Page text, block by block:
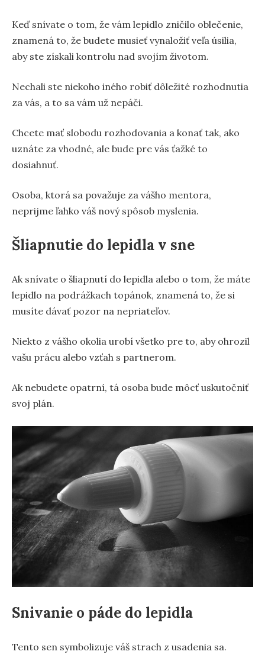
Keď snívate o tom, že vám lepidlo zničilo oblečenie,
znamená to, že budete musieť vynaložiť veľa úsilia,
aby ste získali kontrolu nad svojím životom.
Nechali ste niekoho iného robiť dôležité rozhodnutia
za vás, a to sa vám už nepáči.
Chcete mať slobodu rozhodovania a konať tak, ako
uznáte za vhodné, ale bude pre vás ťažké to
dosiahnuť.
Osoba, ktorá sa považuje za vášho mentora,
neprijme ľahko váš nový spôsob myslenia.
Šliapnutie do lepidla v sne
Ak snívate o šliapnutí do lepidla alebo o tom, že máte
lepidlo na podrážkach topánok, znamená to, že si
musíte dávať pozor na nepriateľov.
Niekto z vášho okolia urobí všetko pre to, aby ohrozil
vašu prácu alebo vzťah s partnerom.
Ak nebudete opatrní, tá osoba bude môcť uskutočniť
svoj plán.
Snivanie o páde do lepidla
Tento sen symbolizuje váš strach z usadenia sa.